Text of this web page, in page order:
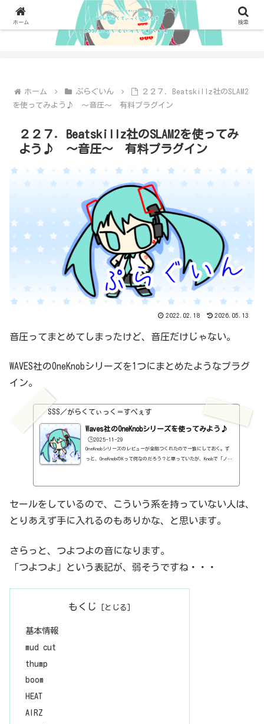
ホーム ぷらぐいん
２２７．Beatskillz社のSLAM2
を使ってみよう♪ ～音圧～ 有料プラグイン
２２７．Beatskillz社のSLAM2を使ってみ
よう♪ ～音圧～ 有料プラグイン
2022.02.18 2026.05.13
音圧ってまとめてしまったけど、音圧だけじゃない。
WAVES社のOneKnobシリーズを1つにまとめたようなプラグ
イン。
SSS／がらくてぃっく＝すぺぇす
Waves社のOneKnobシリーズを使ってみよう♪
🕒️2025-11-29
OneKnobシリーズのレビューが全部つくれたので一覧にしておく。ず
っと、OneKnobのKって何なのだろう？と思っていたが、Knobで「ノ
oneknob-seriesさて、このOneKnobシリーズ、8つのプラグインが入
っています。まとめたのを一覧にしておきます。一覧OneKnob Bright
erhttps://sss-music.xyz/2021/03/21/%ef%bc%97%ef%bc%98%ef%b
セールをしているので、こういう系を持っていない人は、
とりあえず手に入れるのもありかな、と思います。
さらっと、つよつよの音になります。
「つよつよ」という表記が、弱そうですね・・・
もくじ
基本情報
mud cut
thump
boom
HEAT
AIRZ
ホーム 検索